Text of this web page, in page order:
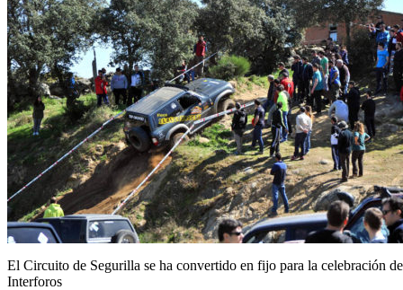
El Circuito de Segurilla se ha convertido en fijo para la celebración
Interforos